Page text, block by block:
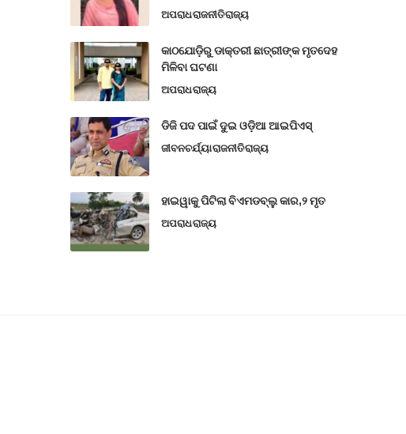
ଅପରାଧରାଜନୀତିରାଜ୍ୟ
କାଠଯୋଡ଼ିରୁ ଡାକ୍ତରୀ ଛାତ୍ରୀଙ୍କ ମୃତଦେହ
ମିଳିବା ଘଟଣା
ଅପରାଧରାଜ୍ୟ
ଡିଜି ପଦ ପାଇଁ ଦୁଇ ଓଡ଼ିଆ ଆଇପିଏସ୍
ଜୀବନଚର୍ଯ୍ୟାରାଜନୀତିରାଜ୍ୟ
ହାଇୱାକୁ ପିଟିଲା ବିଏମଡବ୍ଲୁ କାର,୨ ମୃତ
ଅପରାଧରାଜ୍ୟ